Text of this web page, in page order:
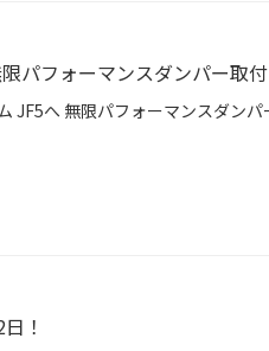
パフォーマンスダンパー取付
！